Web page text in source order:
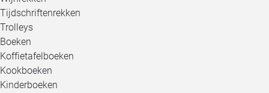
Tijdschriftenrekken
Trolleys
Boeken
Koffietafelboeken
Kookboeken
Kinderboeken